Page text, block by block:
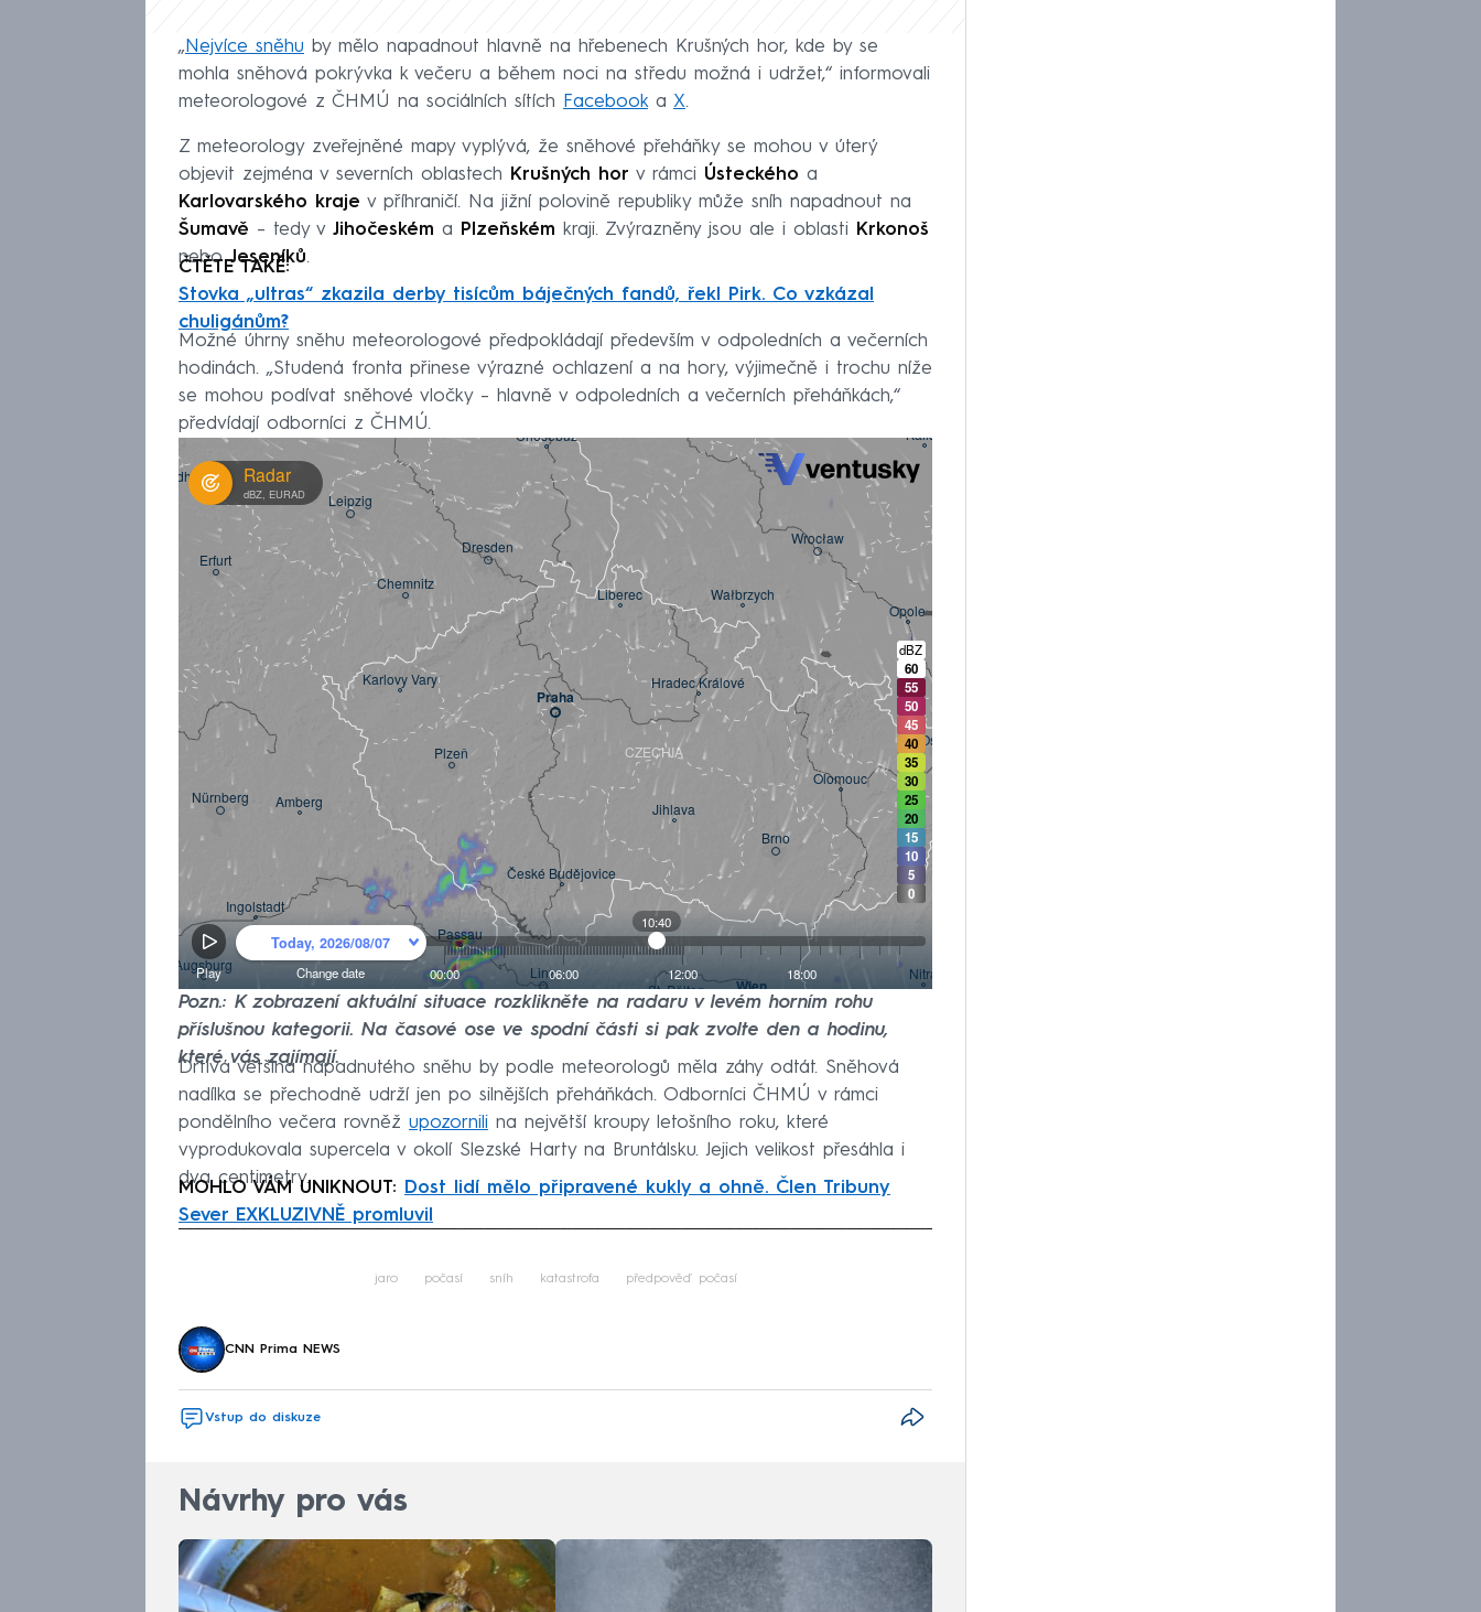
„Nejvíce sněhu by mělo napadnout hlavně na hřebenech Krušných hor, kde by se
mohla sněhová pokrývka k večeru a během noci na středu možná i udržet,“ informovali
meteorologové z ČHMÚ na sociálních sítích Facebooka X.
Z meteorology zveřejněné mapy vyplývá, že sněhové přeháňky se mohou v úterý
objevit zejména v severních oblastech Krušných hor v rámci Ústeckého a
Karlovarského kraje v příhraničí. Na jižní polovině republiky může sníh napadnout na
Šumavě – tedy v Jihočeském a Plzeňském kraji. Zvýrazněny jsou ale i oblasti Krkonoš
neboJeseníků.
ČTĚTE TAKÉ:
Stovka „ultras“ zkazila derby tisícům báječných fandů, řekl Pirk. Co vzkázal
chuligánům?
Možné úhrny sněhu meteorologové předpokládají především v odpoledních a večerních
hodinách. „Studená fronta přinese výrazné ochlazení a na hory, výjimečně i trochu níže
se mohou podívat sněhové vločky – hlavně v odpoledních a večerních přeháňkách,“
předvídají odborníci z ČHMÚ.
Pozn.: K zobrazení aktuální situace rozklikněte na radaru v levém horním rohu
příslušnou kategorii. Na časové ose ve spodní části si pak zvolte den a hodinu,
které vás zajímají.
Drtivá většina napadnutého sněhu by podle meteorologů měla záhy odtát. Sněhová
nadílka se přechodně udrží jen po silnějších přeháňkách. Odborníci ČHMÚ v rámci
pondělního večera rovněž upozornili na největší kroupy letošního roku, které
vyprodukovala supercela v okolí Slezské Harty na Bruntálsku. Jejich velikost přesáhla i
dva centimetry.
MOHLO VÁM UNIKNOUT:
Dost lidí mělo připravené kukly a ohně. Člen Tribuny
Sever EXKLUZIVNĚ promluvil
jaro počasí sníh katastrofa předpověď počasí
CNN Prima NEWS
Vstup do diskuze
Návrhy pro vás